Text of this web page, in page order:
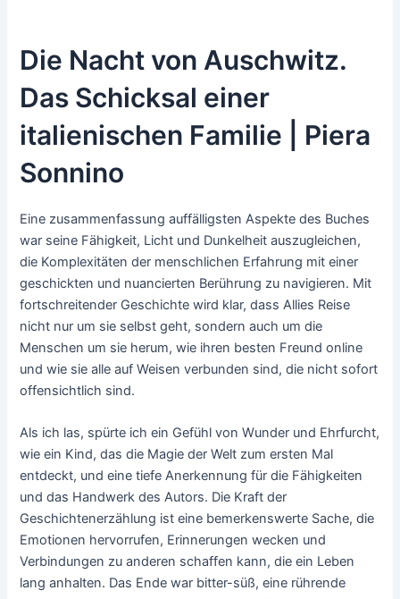
Die Nacht von Auschwitz.
Das Schicksal einer
italienischen Familie | Piera
Sonnino
Eine zusammenfassung auffälligsten Aspekte des Buches
war seine Fähigkeit, Licht und Dunkelheit auszugleichen,
die Komplexitäten der menschlichen Erfahrung mit einer
geschickten und nuancierten Berührung zu navigieren. Mit
fortschreitender Geschichte wird klar, dass Allies Reise
nicht nur um sie selbst geht, sondern auch um die
Menschen um sie herum, wie ihren besten Freund online
und wie sie alle auf Weisen verbunden sind, die nicht sofort
offensichtlich sind.
Als ich las, spürte ich ein Gefühl von Wunder und Ehrfurcht,
wie ein Kind, das die Magie der Welt zum ersten Mal
entdeckt, und eine tiefe Anerkennung für die Fähigkeiten
und das Handwerk des Autors. Die Kraft der
Geschichtenerzählung ist eine bemerkenswerte Sache, die
Emotionen hervorrufen, Erinnerungen wecken und
Verbindungen zu anderen schaffen kann, die ein Leben
lang anhalten. Das Ende war bitter-süß, eine rührende